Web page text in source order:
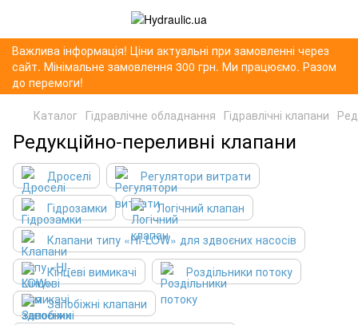
Важлива інформація! Ціни актуальні при замовленні через
сайт. Мінімальне замовлення 300 грн. Ми працюємо. Разом
до перемоги!
Каталог Гідравлічне обладнання Гідравлічні клапани
Редукційно-переливні клапани
Дроселі
Регулятори витрати
Гідрозамки
Логічний клапан
Клапани типу «HI-LOW» для здвоєних насосів
Кінцеві вимикачі
Роздільники потоку
Запобіжні клапани